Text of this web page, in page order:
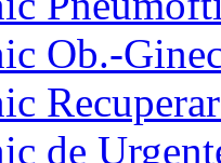
Ob.-
de